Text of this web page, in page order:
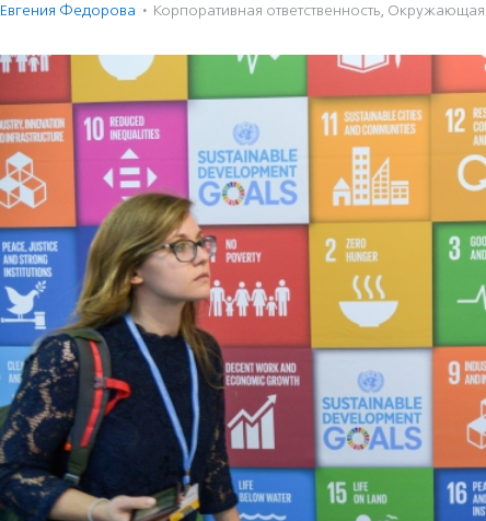
Евгения Федорова · Корпоративная ответственность, Окружающая